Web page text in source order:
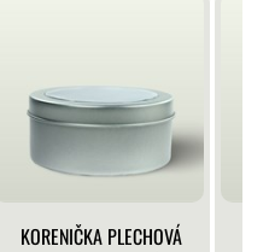
KORENIČKA PLECHOVÁ